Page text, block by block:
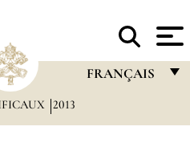
FRANÇAIS
2013